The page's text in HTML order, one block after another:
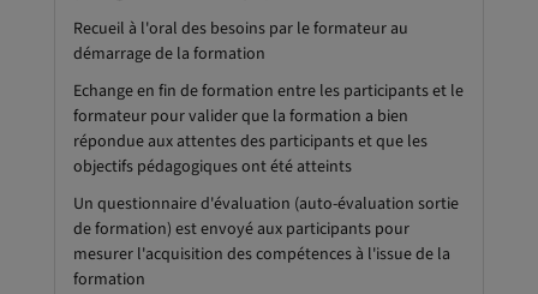
Recueil à l'oral des besoins par le formateur au
démarrage de la formation
Echange en fin de formation entre les participants et le
formateur pour valider que la formation a bien
répondue aux attentes des participants et que les
objectifs pédagogiques ont été atteints
Un questionnaire d'évaluation (auto-évaluation sortie
de formation) est envoyé aux participants pour
mesurer l'acquisition des compétences à l'issue de la
formation